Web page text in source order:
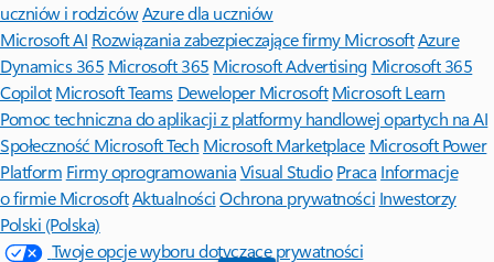
uczniów i rodzicówAzure dla uczniów
Microsoft AI Rozwiązania zabezpieczające firmy MicrosoftAzure
Dynamics 365 Microsoft 365 Microsoft Advertising Microsoft 365
Copilot Microsoft Teams Deweloper Microsoft Microsoft Learn
Pomoc techniczna do aplikacji z platformy handlowej opartych na AI
Społeczność Microsoft Tech Microsoft Marketplace Microsoft Power
Platform Firmy oprogramowaniaVisual Studio Praca Informacje
o firmie MicrosoftAktualnościOchrona prywatności Inwestorzy
Polski (Polska)
Twoje opcje wyboru dotyczące prywatności